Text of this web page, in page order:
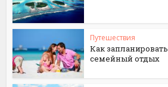
Путешествия
Как запланировать
семейный отдых